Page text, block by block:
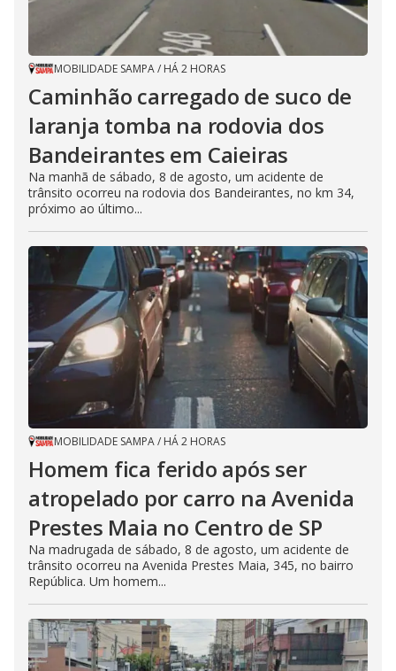
MOBILIDADE SAMPA/ HÁ 2 HORAS
Caminhão carregado de suco de
laranja tomba na rodovia dos
Bandeirantes em Caieiras
Na manhã de sábado, 8 de agosto, um acidente de
trânsito ocorreu na rodovia dos Bandeirantes, no km 34,
próximo ao último...
MOBILIDADE SAMPA/ HÁ 2 HORAS
Homem fica ferido após ser
atropelado por carro na Avenida
Prestes Maia no Centro de SP
Na madrugada de sábado, 8 de agosto, um acidente de
trânsito ocorreu na Avenida Prestes Maia, 345, no bairro
República. Um homem...